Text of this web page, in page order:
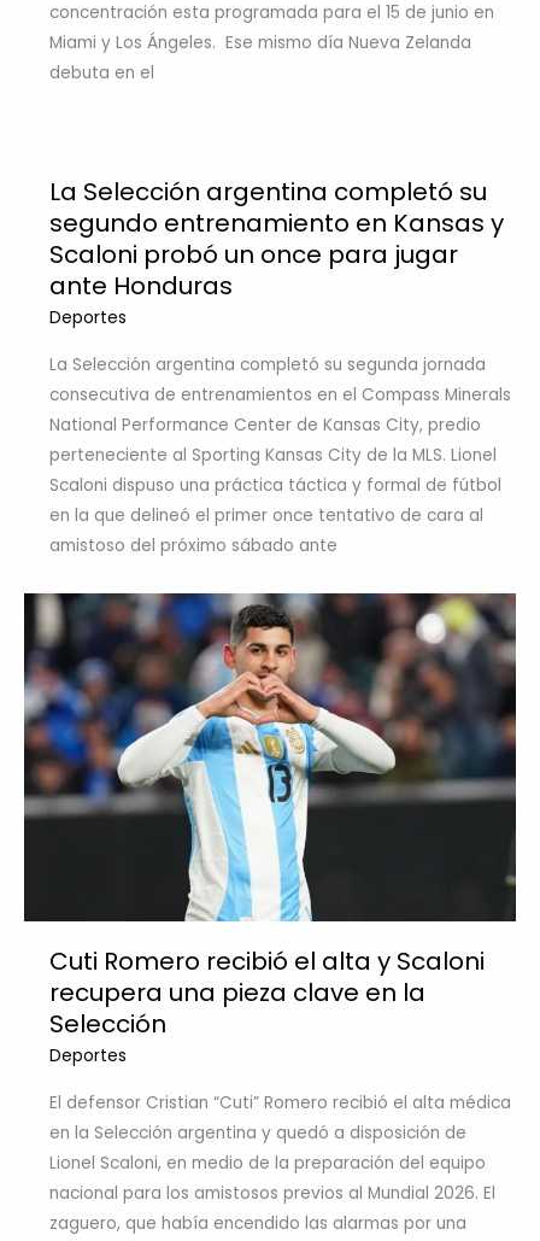
concentración esta programada para el 15 de junio en
Miami y Los Ángeles. Ese mismo día Nueva Zelanda
debuta en el
La Selección argentina completó su
segundo entrenamiento en Kansas y
Scaloni probó un once para jugar
ante Honduras
Deportes
La Selección argentina completó su segunda jornada
consecutiva de entrenamientos en el Compass Minerals
National Performance Center de Kansas City, predio
perteneciente al Sporting Kansas City de la MLS. Lionel
Scaloni dispuso una práctica táctica y formal de fútbol
en la que delineó el primer once tentativo de cara al
amistoso del próximo sábado ante
Cuti Romero recibió el alta y Scaloni
recupera una pieza clave en la
Selección
Deportes
El defensor Cristian “Cuti” Romero recibió el alta médica
en la Selección argentina y quedó a disposición de
Lionel Scaloni, en medio de la preparación del equipo
nacional para los amistosos previos al Mundial 2026. El
zaguero, que había encendido las alarmas por una